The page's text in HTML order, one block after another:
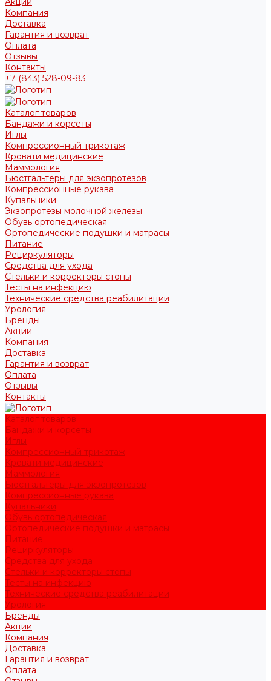
Компания
Доставка
Гарантия и возврат
Оплата
Отзывы
Контакты
+7 (843) 528-09-83
Каталог товаров
Бандажи и корсеты
Иглы
Компрессионный трикотаж
Кровати медицинские
Маммология
Бюстгальтеры для экзопротезов
Компрессионные рукава
Купальники
Экзопротезы молочной железы
Обувь ортопедическая
Ортопедические подушки и матрасы
Питание
Рециркуляторы
Средства для ухода
Стельки и корректоры стопы
Тесты на инфекцию
Технические средства реабилитации
Урология
Бренды
Акции
Компания
Доставка
Гарантия и возврат
Оплата
Отзывы
Контакты
Каталог товаров
Бандажи и корсеты
Иглы
Компрессионный трикотаж
Кровати медицинские
Маммология
Бюстгальтеры для экзопротезов
Компрессионные рукава
Купальники
Обувь ортопедическая
Ортопедические подушки и матрасы
Питание
Рециркуляторы
Средства для ухода
Стельки и корректоры стопы
Тесты на инфекцию
Технические средства реабилитации
Урология
Бренды
Акции
Компания
Доставка
Гарантия и возврат
Оплата